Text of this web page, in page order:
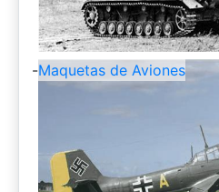
-Maquetas de Aviones